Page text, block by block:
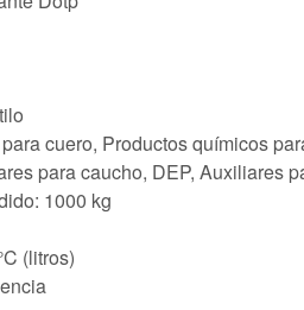
cuero, Productos químicos
para caucho, DEP, Auxiliares
1000 kg
(litros)